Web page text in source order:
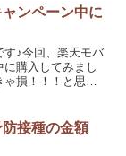
れがち。少しでも
...
ンペーン中に
す♪今回、楽天モバ
購入してみまし
損！！！と思っ
円/月）３、解約は
接種の金額